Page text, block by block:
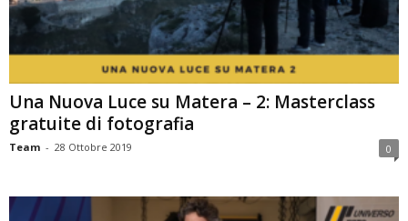
Una Nuova Luce su Matera – 2: Masterclass
gratuite di fotografia
Team - 28 Ottobre 2019 0